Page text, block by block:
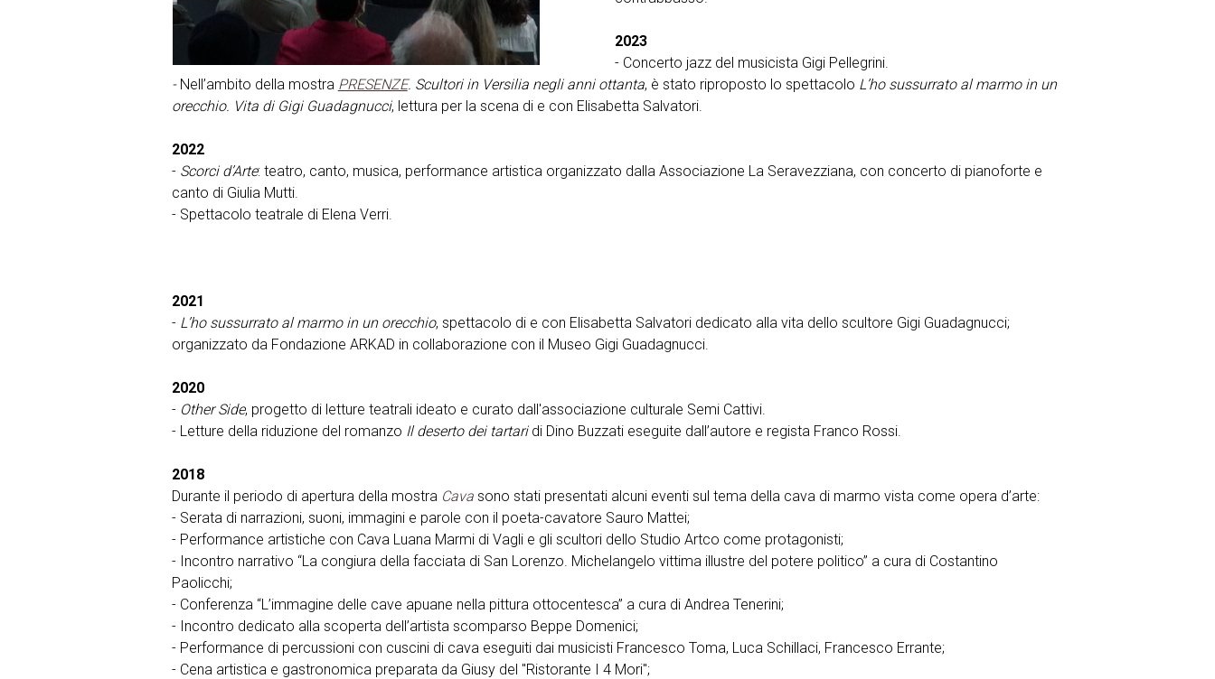
2023
- Concerto jazz del musicista Gigi Pellegrini.
- Nell’ambito della mostra PRESENZE. Scultori in Versilia negli anni ottanta, è stato riproposto lo spettacolo L’ho sussurrato al marmo in un
orecchio. Vita di Gigi Guadagnucci, lettura per la scena di e con Elisabetta Salvatori.
2022
- Scorci d’Arte: teatro, canto, musica, performance artistica organizzato dalla Associazione La Seravezziana, con concerto di pianoforte e
canto di Giulia Mutti.
- Spettacolo teatrale di Elena Verri.
2021
- L’ho sussurrato al marmo in un orecchio, spettacolo di e con Elisabetta Salvatori dedicato alla vita dello scultore Gigi Guadagnucci;
organizzato da Fondazione ARKAD in collaborazione con il Museo Gigi Guadagnucci.
2020
- Other Side, progetto di letture teatrali ideato e curato dall'associazione culturale Semi Cattivi.
- Letture della riduzione del romanzo Il deserto dei tartaridi Dino Buzzati eseguite dall’autore e regista Franco Rossi.
2018
Durante il periodo di apertura della mostra Cava sono stati presentati alcuni eventi sul tema della cava di marmo vista come opera d’arte:
- Serata di narrazioni, suoni, immagini e parole con il poeta-cavatore Sauro Mattei;
- Performance artistiche con Cava Luana Marmi di Vagli e gli scultori dello Studio Artco come protagonisti;
- Incontro narrativo “La congiura della facciata di San Lorenzo. Michelangelo vittima illustre del potere politico” a cura di Costantino
Paolicchi;
- Conferenza “L’immagine delle cave apuane nella pittura ottocentesca” a cura di Andrea Tenerini;
- Incontro dedicato alla scoperta dell’artista scomparso Beppe Domenici;
- Performance di percussioni con cuscini di cava eseguiti dai musicisti Francesco Toma, Luca Schillaci, Francesco Errante;
- Cena artistica e gastronomica preparata da Giusy del "Ristorante I 4 Mori";